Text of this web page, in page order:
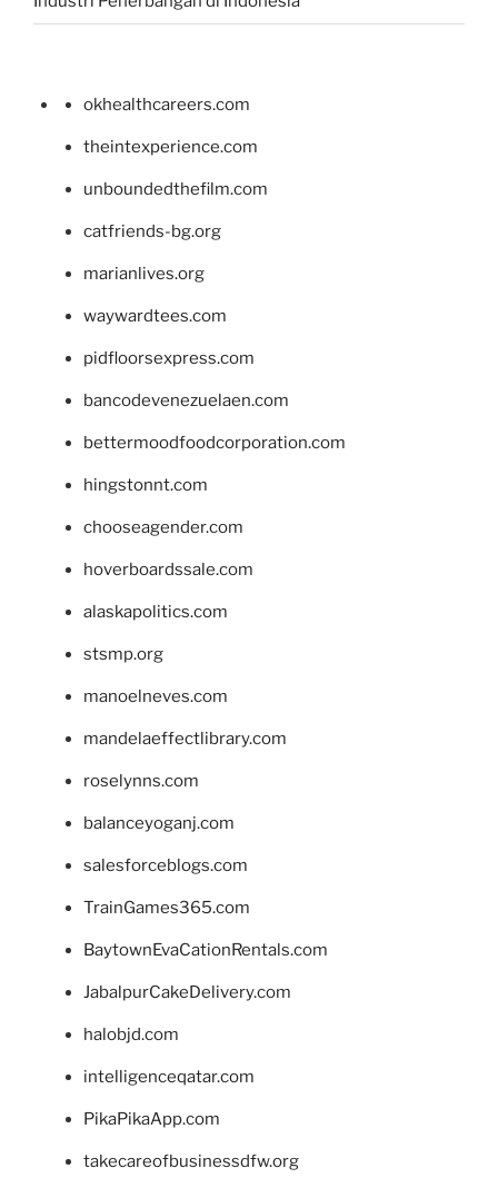
okhealthcareers.com
theintexperience.com
unboundedthefilm.com
catfriends-bg.org
marianlives.org
waywardtees.com
pidfloorsexpress.com
bancodevenezuelaen.com
bettermoodfoodcorporation.com
hingstonnt.com
chooseagender.com
hoverboardssale.com
alaskapolitics.com
stsmp.org
manoelneves.com
mandelaeffectlibrary.com
roselynns.com
balanceyoganj.com
salesforceblogs.com
TrainGames365.com
BaytownEvaCationRentals.com
JabalpurCakeDelivery.com
halobjd.com
intelligenceqatar.com
PikaPikaApp.com
takecareofbusinessdfw.org